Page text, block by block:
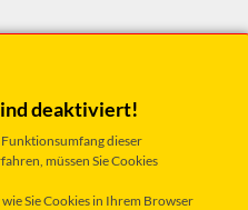
deaktiviert!
dieser
müssen Sie Cookies
Sie Cookies in Ihrem Browser
2026/2027:
im Stil der 40er und 50er